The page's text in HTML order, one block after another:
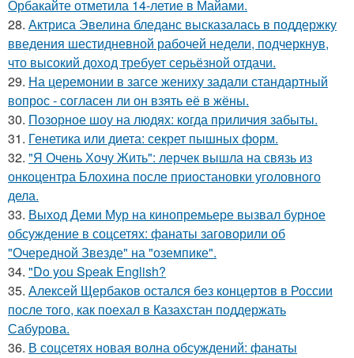
Орбакайте отметила 14-летие в Майами.
28. Актриса Эвелина бледанс высказалась в поддержку
введения шестидневной рабочей недели, подчеркнув,
что высокий доход требует серьёзной отдачи.
29. На церемонии в загсе жениху задали стандартный
вопрос - согласен ли он взять её в жёны.
30. Позорное шоу на людях: когда приличия забыты.
31. Генетика или диета: секрет пышных форм.
32. "Я Очень Хочу Жить": лерчек вышла на связь из
онкоцентра Блохина после приостановки уголовного
дела.
33. Выход Деми Мур на кинопремьере вызвал бурное
обсуждение в соцсетях: фанаты заговорили об
"Очередной Звезде" на "оземпике".
34. "Do you Speak English?
35. Алексей Щербаков остался без концертов в России
после того, как поехал в Казахстан поддержать
Сабурова.
36. В соцсетях новая волна обсуждений: фанаты